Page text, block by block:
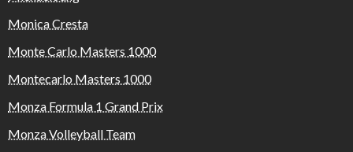
Monica Cresta
Monte Carlo Masters 1000
Montecarlo Masters 1000
Monza Formula 1 Grand Prix
Monza Volleyball Team